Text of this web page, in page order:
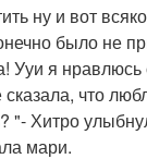
ну и вот
было не
Ууи я нравлюсь
что
"- Хитро
мари.